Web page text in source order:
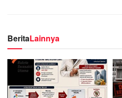
BeritaLainnya